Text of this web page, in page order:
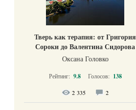
Тверь как терапия: от Григория
Сороки до Валентина Сидорова
Оксана Головко
Рейтинг: 9.8 Голосов: 138
2 335 2